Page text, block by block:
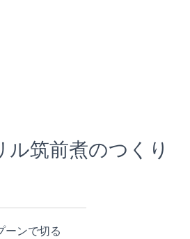
ル筑前煮のつくり
ーンで切る